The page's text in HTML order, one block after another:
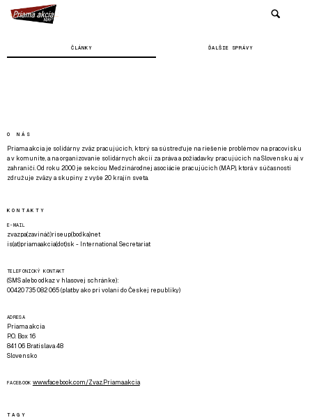
ČLÁNKY ĎALŠIE SPRÁVY
O NÁS
Priama akcia je solidárny zväz pracujúcich, ktorý sa sústreďuje na riešenie problémov na pracovisku
a v komunite, a na organizovanie solidárnych akcií za práva a požiadavky pracujúcich na Slovensku aj v
zahraničí. Od roku 2000 je sekciou Medzinárodnej asociácie pracujúcich (MAP), ktorá v súčasnosti
združuje zväzy a skupiny z vyše 20 krajín sveta.
KONTAKTY
E-MAIL
zvazpa(zavináč)riseup(bodka)net
is(at)priamaakcia(dot)sk - International Secretariat
TELEFONICKÝ KONTAKT
(SMS alebo odkaz v hlasovej schránke):
00420 735 082 065 (platby ako pri volaní do Českej republiky)
ADRESA
Priama akcia
P.O. Box 16
841 06 Bratislava 48
Slovensko
FACEBOOK www.facebook.com/Zvaz.Priama.akcia
TAGY